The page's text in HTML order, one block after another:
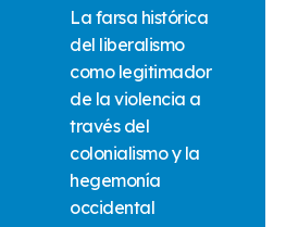
La farsa histórica
del liberalismo
como legitimador
de la violencia a
través del
colonialismo y la
hegemonía
occidental